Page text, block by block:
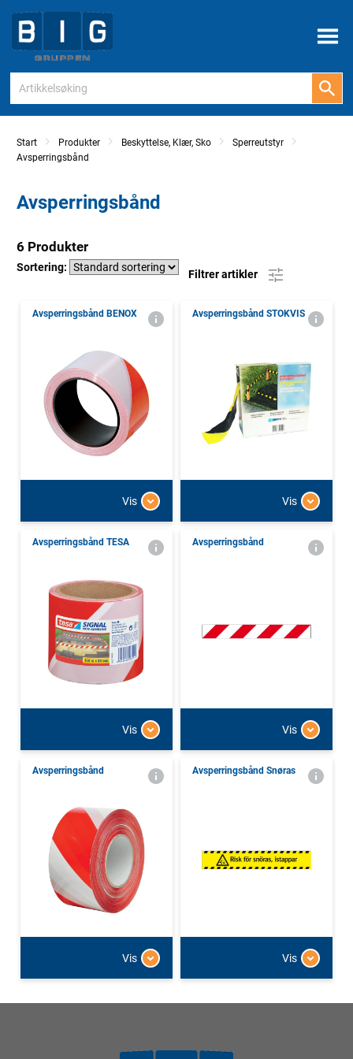
Meny
Start Produkter Beskyttelse, Klær, Sko
Sperreutstyr
Avsperringsbånd
Avsperringsbånd
6 Produkter
Sortering:
Filtrer artikler
Avsperringsbånd BENOX
Vis
Avsperringsbånd STOKVIS
Vis
Avsperringsbånd TESA
Vis
Avsperringsbånd
Vis
Avsperringsbånd
Vis
Avsperringsbånd Snøras
Vis